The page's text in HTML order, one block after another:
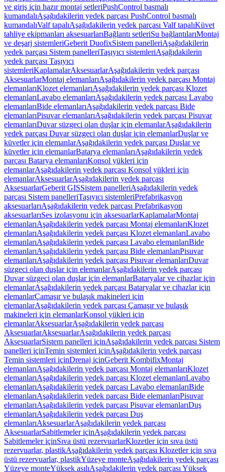
ve giriş için hazır montaj setleriPushControl basmalı
kumandalıAşağıdakilerin yedek parçası PushControl basmalı
kumandalıValf tapalıAşağıdakilerin yedek parçası Valf tapalıKüvet
tahliye ekipmanları aksesuarlarıBağlantı setleriSu bağlantılarıMontaj
ve deşarj sistemleriGeberit DuofixSistem panelleriAşağıdakilerin
yedek parçası Sistem panelleriTaşıyıcı sistemleriAşağıdakilerin
yedek parçası Taşıyıcı
sistemleriKaplamalarAksesuarlarAşağıdakilerin yedek parçası
AksesuarlarMontaj elemanlarıAşağıdakilerin yedek parçası Montaj
elemanlarıKlozet elemanlarıAşağıdakilerin yedek parçası Klozet
elemanlarıLavabo elemanlarıAşağıdakilerin yedek parçası Lavabo
elemanlarıBide elemanlarıAşağıdakilerin yedek parçası Bide
elemanlarıPisuvar elemanlarıAşağıdakilerin yedek parçası Pisuvar
elemanlarıDuvar süzgeci olan duşlar için elemanlarAşağıdakilerin
yedek parçası Duvar süzgeci olan duşlar için elemanlarDuşlar ve
küvetler için elemanlarAşağıdakilerin yedek parçası Duşlar ve
küvetler için elemanlarBatarya elemanlarıAşağıdakilerin yedek
parçası Batarya elemanlarıKonsol yükleri için
elemanlarAşağıdakilerin yedek parçası Konsol yükleri için
elemanlarAksesuarlarAşağıdakilerin yedek parçası
AksesuarlarGeberit GISSistem panelleriAşağıdakilerin yedek
parçası Sistem panelleriTaşıyıcı sistemleriPrefabrikasyon
aksesuarlarıAşağıdakilerin yedek parçası Prefabrikasyon
aksesuarlarıSes izolasyonu için aksesuarlarKaplamalarMontaj
elemanlarıAşağıdakilerin yedek parçası Montaj elemanlarıKlozet
elemanlarıAşağıdakilerin yedek parçası Klozet elemanlarıLavabo
elemanlarıAşağıdakilerin yedek parçası Lavabo elemanlarıBide
elemanlarıAşağıdakilerin yedek parçası Bide elemanlarıPisuvar
elemanlarıAşağıdakilerin yedek parçası Pisuvar elemanlarıDuvar
süzgeci olan duşlar için elemanlarAşağıdakilerin yedek parçası
Duvar süzgeci olan duşlar için elemanlarBataryalar ve cihazlar için
elemanlarAşağıdakilerin yedek parçası Bataryalar ve cihazlar için
elemanlarÇamaşır ve bulaşık makineleri için
elemanlarAşağıdakilerin yedek parçası Çamaşır ve bulaşık
makineleri için elemanlarKonsol yükleri için
elemanlarAksesuarlarAşağıdakilerin yedek parçası
AksesuarlarAksesuarlarAşağıdakilerin yedek parçası
AksesuarlarSistem panelleri içinAşağıdakilerin yedek parçası Sistem
panelleri içinTemin sistemleri içinAşağıdakilerin yedek parçası
Temin sistemleri içinDrenaj içinGeberit KombifixMontaj
elemanlarıAşağıdakilerin yedek parçası Montaj elemanlarıKlozet
elemanlarıAşağıdakilerin yedek parçası Klozet elemanlarıLavabo
elemanlarıAşağıdakilerin yedek parçası Lavabo elemanlarıBide
elemanlarıAşağıdakilerin yedek parçası Bide elemanlarıPisuvar
elemanlarıAşağıdakilerin yedek parçası Pisuvar elemanlarıDuş
elemanlarıAşağıdakilerin yedek parçası Duş
elemanlarıAksesuarlarAşağıdakilerin yedek parçası
AksesuarlarSabitlemeler içinAşağıdakilerin yedek parçası
Sabitlemeler içinSıva üstü rezervuarlarKlozetler için sıva üstü
rezervuarlar, plastikAşağıdakilerin yedek parçası Klozetler için sıva
üstü rezervuarlar, plastikYüzeye monteAşağıdakilerin yedek parçası
Yüzeye monteYüksek asılıAşağıdakilerin yedek parçası Yüksek